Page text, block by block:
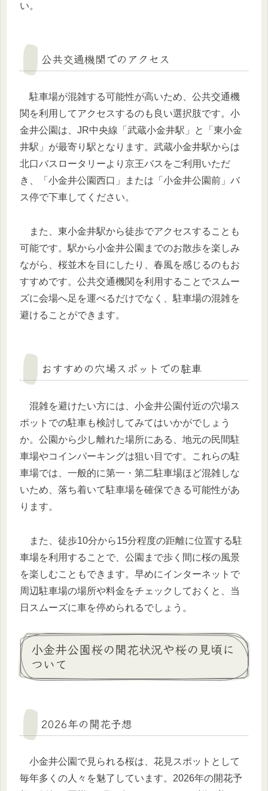
い。
公共交通機関でのアクセス
駐車場が混雑する可能性が高いため、公共交通機
関を利用してアクセスするのも良い選択肢です。小
金井公園は、JR中央線「武蔵小金井駅」と「東小金
井駅」が最寄り駅となります。武蔵小金井駅からは
北口バスロータリーより京王バスをご利用いただ
き、「小金井公園西口」または「小金井公園前」バ
ス停で下車してください。
また、東小金井駅から徒歩でアクセスすることも
可能です。駅から小金井公園までのお散歩を楽しみ
ながら、桜並木を目にしたり、春風を感じるのもお
すすめです。公共交通機関を利用することでスムー
ズに会場へ足を運べるだけでなく、駐車場の混雑を
避けることができます。
おすすめの穴場スポットでの駐車
混雑を避けたい方には、小金井公園付近の穴場ス
ポットでの駐車も検討してみてはいかがでしょう
か。公園から少し離れた場所にある、地元の民間駐
車場やコインパーキングは狙い目です。これらの駐
車場では、一般的に第一・第二駐車場ほど混雑しな
いため、落ち着いて駐車場を確保できる可能性があ
ります。
また、徒歩10分から15分程度の距離に位置する駐
車場を利用することで、公園まで歩く間に桜の風景
を楽しむこともできます。早めにインターネットで
周辺駐車場の場所や料金をチェックしておくと、当
日スムーズに車を停められるでしょう。
小金井公園桜の開花状況や桜の見頃に
ついて
2026年の開花予想
小金井公園で見られる桜は、花見スポットとして
毎年多くの人々を魅了しています。2026年の開花予